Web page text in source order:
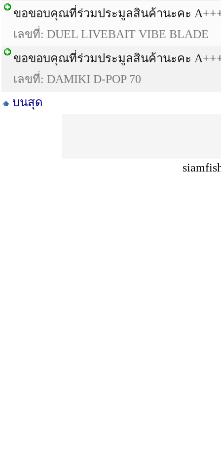
ขอขอบคุณที่ร่วมประมูลสินค้านะคะ
เลขที่: DUEL LIVEBAIT VIBE BLADE
ขอขอบคุณที่ร่วมประมูลสินค้านะคะ
เลขที่: DAMIKI D-POP 70
บนสุด